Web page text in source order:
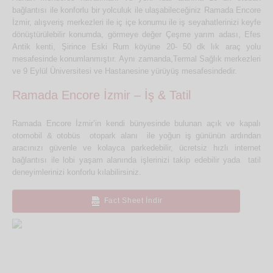
bağlantısı ile konforlu bir yolculuk ile ulaşabileceğiniz Ramada Encore
İzmir, alışveriş merkezleri ile iç içe konumu ile iş seyahatlerinizi keyfe
dönüştürülebilir konumda, görmeye değer Çeşme yarım adası, Efes
Antik kenti, Şirince Eski Rum köyüne 20- 50 dk lık araç yolu
mesafesinde konumlanmıştır. Aynı zamanda,Termal Sağlık merkezleri
ve 9 Eylül Üniversitesi ve Hastanesine yürüyüş mesafesindedir.
Ramada Encore İzmir – İş & Tatil
Ramada Encore İzmir’in kendi bünyesinde bulunan açık ve kapalı
otomobil & otobüs otopark alanı ile yoğun iş gününün ardından
aracınızı güvenle ve kolayca parkedebilir, ücretsiz hızlı internet
bağlantısı ile lobi yaşam alanında işlerinizi takip edebilir yada tatil
deneyimlerinizi konforlu kılabilirsiniz.
Fact Sheet İndir